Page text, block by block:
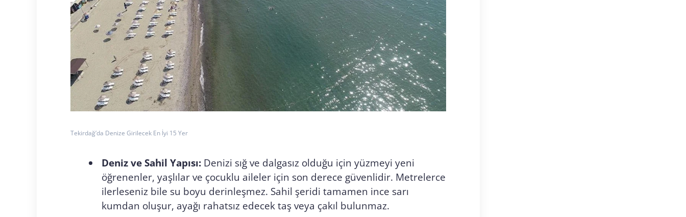
Tekirdağ’da Denize Girilecek En İyi 15 Yer
Deniz ve Sahil Yapısı: Denizi sığ ve dalgasız olduğu için yüzmeyi yeni
öğrenenler, yaşlılar ve çocuklu aileler için son derece güvenlidir. Metrelerce
ilerleseniz bile su boyu derinleşmez. Sahil şeridi tamamen ince sarı
kumdan oluşur, ayağı rahatsız edecek taş veya çakıl bulunmaz.